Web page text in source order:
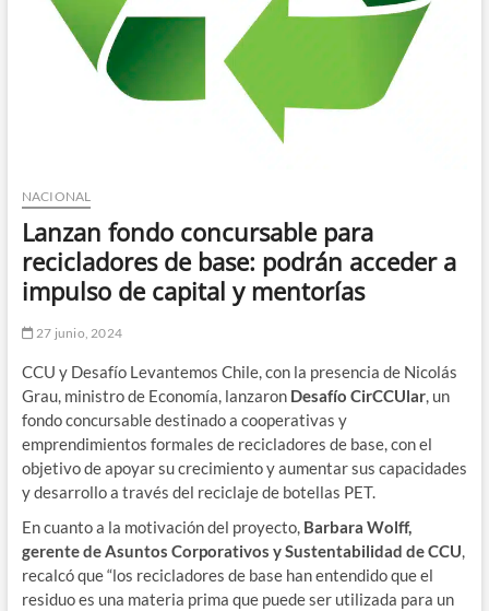
NACIONAL
Lanzan fondo concursable para
recicladores de base: podrán acceder a
impulso de capital y mentorías
27 junio, 2024
CCU y Desafío Levantemos Chile, con la presencia de Nicolás
Grau, ministro de Economía, lanzaron Desafío CirCCUlar, un
fondo concursable destinado a cooperativas y
emprendimientos formales de recicladores de base, con el
objetivo de apoyar su crecimiento y aumentar sus capacidades
y desarrollo a través del reciclaje de botellas PET.
En cuanto a la motivación del proyecto, Barbara Wolff,
gerente de Asuntos Corporativos y Sustentabilidad de CCU,
recalcó que “los recicladores de base han entendido que el
residuo es una materia prima que puede ser utilizada para un